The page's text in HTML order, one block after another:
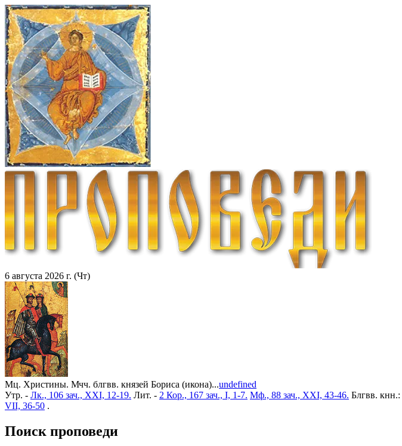
6 августа 2026 г. (Чт)
Мц. Христины. Мчч. блгвв. князей Бориса (икона)...undefined
Утр. - Лк., 106 зач., XXI, 12-19. Лит. - 2 Кор., 167 зач., I, 1-7. Мф., 88 зач., XXI, 43-46. Блгвв. кнн.:
VII, 36-50 .
Поиск проповеди